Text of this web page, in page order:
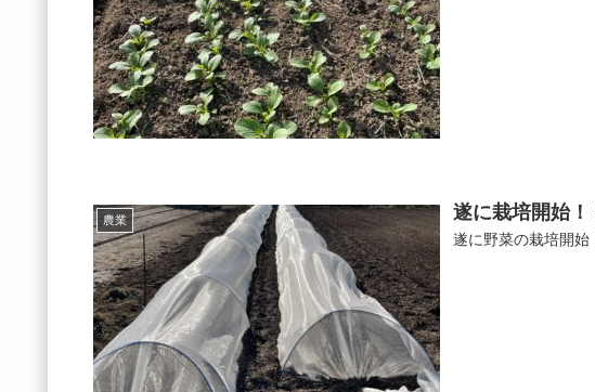
農業 遂に栽培開始
遂に野菜の栽培開始